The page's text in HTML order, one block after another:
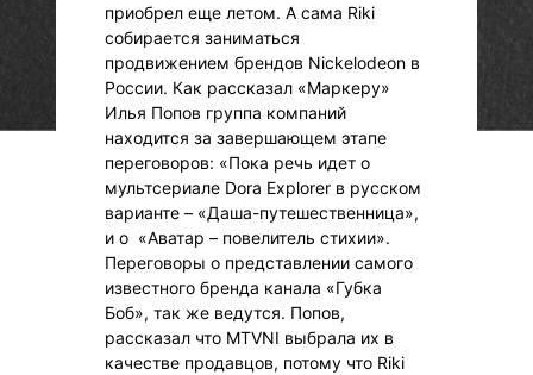
приобрел еще летом. А сама Riki
собирается заниматься
продвижением брендов Nickelodeon в
России. Как рассказал «Маркеру»
Илья Попов группа компаний
находится за завершающем этапе
переговоров: «Пока речь идет о
мультсериале Dora Еxplorer в русском
варианте – «Даша-путешественница»,
и о «Аватар – повелитель стихии».
Переговоры о представлении самого
известного бренда канала «Губка
Боб», так же ведутся. Попов,
рассказал что MTVNI выбрала их в
качестве продавцов, потому что Riki